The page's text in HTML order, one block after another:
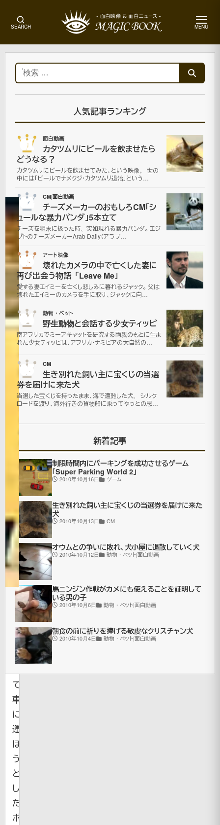
SEARCH MENU
メ
ュ
ー
ー
２
本
立
て
ド
ッ
キ
リ
2007
年4月8
年7月
16日更
新
面
白
ッ
キ
リ|
面
白
動
画
前
半・・・
頼
ま
て
車
に
運
ぼ
う
と
し
た
ボ
検
索:
人気記事ランキング
01 面白動画
カタツムリにビールを飲ませたら
どうなる？
カタツムリにビールを飲ませてみた、という映像。 世の
中には「ビールでナメクジ・カタツムリ退治」という…
02 CM|面白動画
チーズメーカーのおもしろCM「シ
ュールな暴力パンダ」5本立て
チーズを粗末に扱った時、突如現れる暴力パンダ。 エジ
プトのチーズメーカーArab Daily（アラブ…
03 アート映像
壊れたカメラの中で亡くした妻に
再び出会う物語「Leave Me」
愛する妻エイミーを亡くし悲しみに暮れるジャック。 父は
壊れたエイミーのカメラを手に取り、ジャックに向…
04 動物・ペット
野生動物と会話する少女ティッピ
南アフリカでミーアキャットを研究する両親のもとに生ま
れた少女ティッピは、アフリカ・ナミビアの大自然の…
05 CM
生き別れた飼い主に宝くじの当選
券を届けに来た犬
当選した宝くじを持ったまま、海で遭難した犬。 シルク
ロードを渡り、海外行きの貨物船に乗ってやっとの思…
新着記事
制限時間内にパーキングを成功させるゲーム
「Super Parking World 2」
2010年10月16日 ゲーム
生き別れた飼い主に宝くじの当選券を届けに来た
犬
2010年10月13日 CM
オウムとの争いに敗れ、犬小屋に退散していく犬
2010年10月12日 動物・ペット|面白動画
馬ニンジン作戦がカメにも使えることを証明して
いる男の子
2010年10月6日 動物・ペット|面白動画
朝食の前に祈りを捧げる敬虔なクリスチャン犬
2010年10月4日 動物・ペット|面白動画